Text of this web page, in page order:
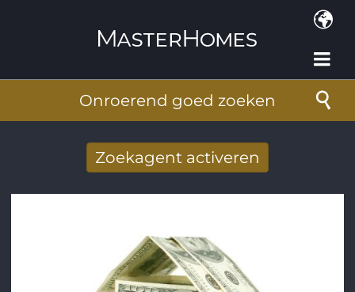
Onroerend goed zoeken
Zoekagent activeren
ontvangen
E-mailadres